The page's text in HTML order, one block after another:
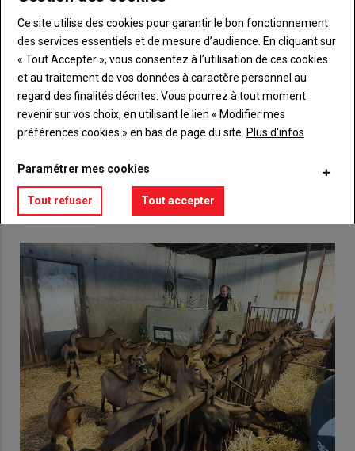
Sous-
Vous n'êtes pas abonné(e)
TITRE CRÉEZ UN COMPTE
BodyChoisissez votre formule et créez votre
compte pour accéder à tout {nom-site}.
Lien Créez un compte
VOUS AIMEREZ AUSSI
Ce site utilise des cookies pour garantir le bon fonctionnement
des services essentiels et de mesure d’audience. En cliquant sur
« Tout Accepter », vous consentez à l’utilisation de ces cookies
et au traitement de vos données à caractère personnel au
regard des finalités décrites. Vous pourrez à tout moment
revenir sur vos choix, en utilisant le lien « Modifier mes
préférences cookies » en bas de page du site. Plus d'infos
Paramétrer mes cookies
Tout refuser Tout accepter